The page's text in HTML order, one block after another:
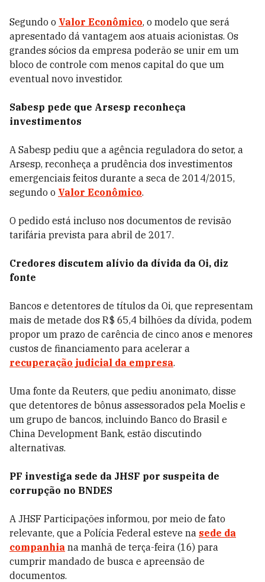
Segundo o Valor Econômico, o modelo que será
apresentado dá vantagem aos atuais acionistas. Os
grandes sócios da empresa poderão se unir em um
bloco de controle com menos capital do que um
eventual novo investidor.
Sabesp pede que Arsesp reconheça
investimentos
A Sabesp pediu que a agência reguladora do setor, a
Arsesp, reconheça a prudência dos investimentos
emergenciais feitos durante a seca de 2014/2015,
segundo o Valor Econômico.
O pedido está incluso nos documentos de revisão
tarifária prevista para abril de 2017.
Credores discutem alívio da dívida da Oi, diz
fonte
Bancos e detentores de títulos da Oi, que representam
mais de metade dos R$ 65,4 bilhões da dívida, podem
propor um prazo de carência de cinco anos e menores
custos de financiamento para acelerar a
recuperação judicial da empresa.
Uma fonte da Reuters, que pediu anonimato, disse
que detentores de bônus assessorados pela Moelis e
um grupo de bancos, incluindo Banco do Brasil e
China Development Bank, estão discutindo
alternativas.
PF investiga sede da JHSF por suspeita de
corrupção no BNDES
A JHSF Participações informou, por meio de fato
relevante, que a Polícia Federal esteve na sede da
companhia na manhã de terça-feira (16) para
cumprir mandado de busca e apreensão de
documentos.